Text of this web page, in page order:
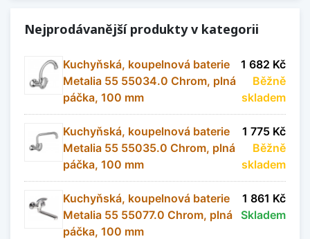
Nejprodávanější produkty v kategorii
Kuchyňská, koupelnová baterie
Metalia 55 55034.0 Chrom, plná
páčka, 100 mm
1 682 Kč
Běžně
skladem
Kuchyňská, koupelnová baterie
Metalia 55 55035.0 Chrom, plná
páčka, 100 mm
1 775 Kč
Běžně
skladem
Kuchyňská, koupelnová baterie
Metalia 55 55077.0 Chrom, plná
páčka, 100 mm
1 861 Kč
Skladem